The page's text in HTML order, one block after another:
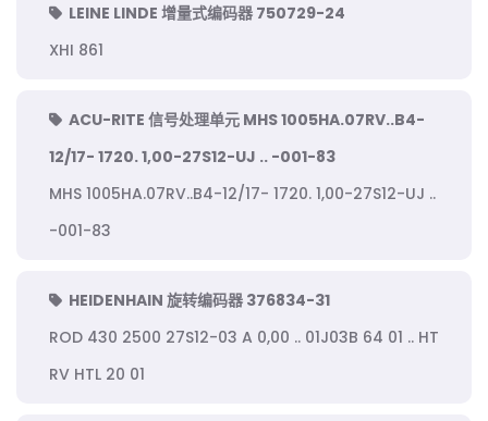
LEINE LINDE 增量式编码器 750729-24
XHI 861
ACU-RITE 信号处理单元 MHS 1005HA.07RV..B4-
12/17- 1720. 1,00-27S12-UJ .. -001-83
MHS 1005HA.07RV..B4-12/17- 1720. 1,00-27S12-UJ ..
-001-83
HEIDENHAIN 旋转编码器 376834-31
ROD 430 2500 27S12-03 A 0,00 .. 01J03B 64 01 .. HT
RV HTL 20 01